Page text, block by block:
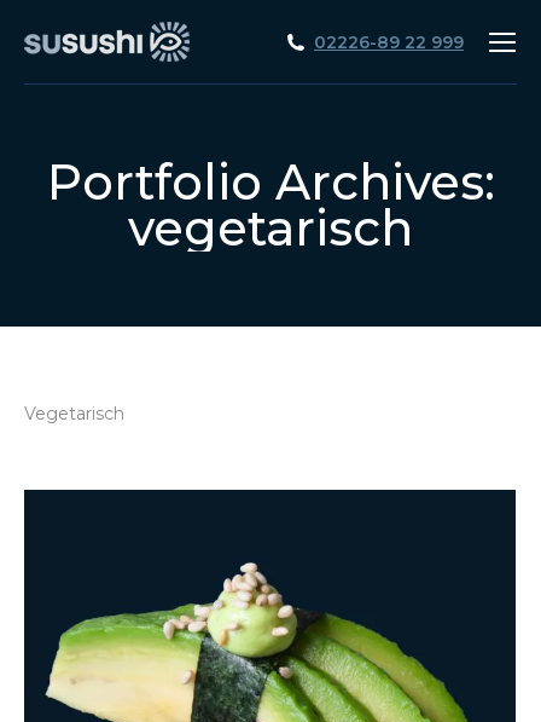
02226-89 22 999
Portfolio Archives:
vegetarisch
Vegetarisch